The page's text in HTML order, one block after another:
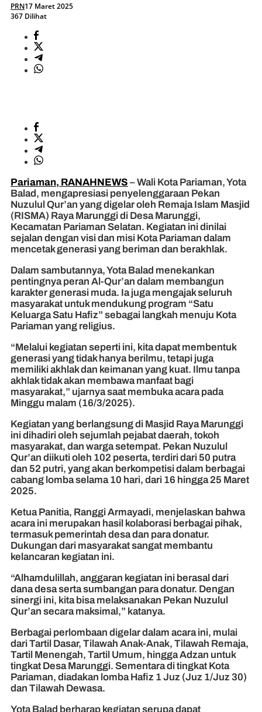
PRN17 Maret 2025
367 Dilihat
Pariaman, RANAHNEWS – Wali Kota Pariaman, Yota
Balad, mengapresiasi penyelenggaraan Pekan
Nuzulul Qur’an yang digelar oleh Remaja Islam Masjid
(RISMA) Raya Marunggi di Desa Marunggi,
Kecamatan Pariaman Selatan. Kegiatan ini dinilai
sejalan dengan visi dan misi Kota Pariaman dalam
mencetak generasi yang beriman dan berakhlak.
Dalam sambutannya, Yota Balad menekankan
pentingnya peran Al-Qur’an dalam membangun
karakter generasi muda. Ia juga mengajak seluruh
masyarakat untuk mendukung program “Satu
Keluarga Satu Hafiz” sebagai langkah menuju Kota
Pariaman yang religius.
“Melalui kegiatan seperti ini, kita dapat membentuk
generasi yang tidak hanya berilmu, tetapi juga
memiliki akhlak dan keimanan yang kuat. Ilmu tanpa
akhlak tidak akan membawa manfaat bagi
masyarakat,” ujarnya saat membuka acara pada
Minggu malam (16/3/2025).
Kegiatan yang berlangsung di Masjid Raya Marunggi
ini dihadiri oleh sejumlah pejabat daerah, tokoh
masyarakat, dan warga setempat. Pekan Nuzulul
Qur’an diikuti oleh 102 peserta, terdiri dari 50 putra
dan 52 putri, yang akan berkompetisi dalam berbagai
cabang lomba selama 10 hari, dari 16 hingga 25 Maret
2025.
Ketua Panitia, Ranggi Armayadi, menjelaskan bahwa
acara ini merupakan hasil kolaborasi berbagai pihak,
termasuk pemerintah desa dan para donatur.
Dukungan dari masyarakat sangat membantu
kelancaran kegiatan ini.
“Alhamdulillah, anggaran kegiatan ini berasal dari
dana desa serta sumbangan para donatur. Dengan
sinergi ini, kita bisa melaksanakan Pekan Nuzulul
Qur’an secara maksimal,” katanya.
Berbagai perlombaan digelar dalam acara ini, mulai
dari Tartil Dasar, Tilawah Anak-Anak, Tilawah Remaja,
Tartil Menengah, Tartil Umum, hingga Adzan untuk
tingkat Desa Marunggi. Sementara di tingkat Kota
Pariaman, diadakan lomba Hafiz 1 Juz (Juz 1/Juz 30)
dan Tilawah Dewasa.
Yota Balad berharap kegiatan serupa dapat